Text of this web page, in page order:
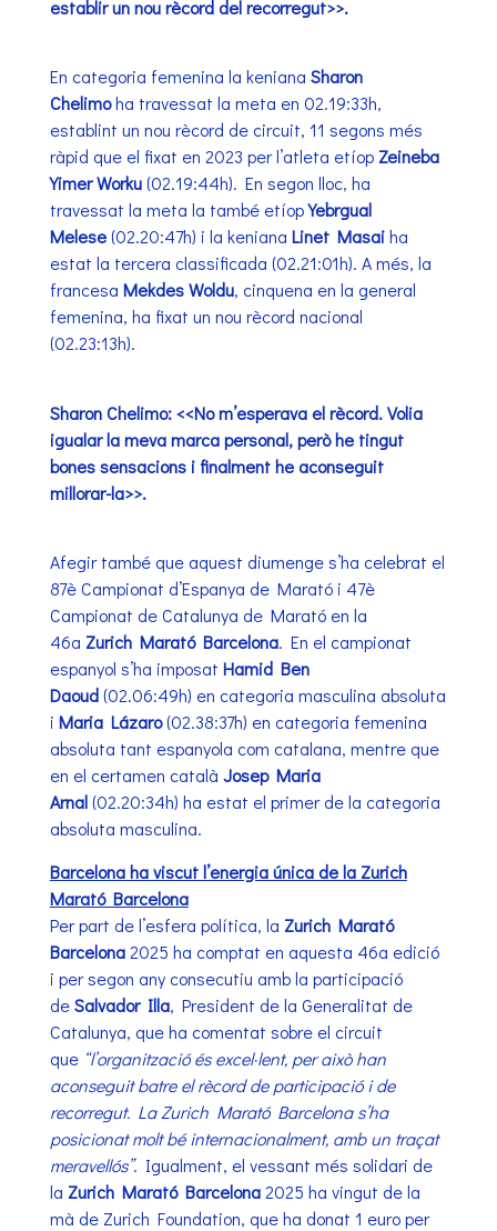
establir un nou rècord del recorregut>>.
En categoria femenina la keniana Sharon
Chelimoha travessat la meta en 02.19:33h,
establint un nou rècord de circuit, 11 segons més
ràpid que el fixat en 2023 per l’atleta etíop Zeineba
Yimer Worku(02.19:44h). En segon lloc, ha
travessat la meta la també etíopYebrgual
Melese(02.20:47h) i la keniana Linet Masaiha
estat la tercera classificada (02.21:01h). A més, la
francesa Mekdes Woldu, cinquena en la general
femenina, ha fixat un nou rècord nacional
(02.23:13h).
Sharon Chelimo: <<No m’esperava el rècord. Volia
igualar la meva marca personal, però he tingut
bones sensacions i finalment he aconseguit
millorar-la>>.
Afegir també que aquest diumenge s’ha celebrat el
87è Campionat d’Espanya de Marató i 47è
Campionat de Catalunya de Marató en la
46a Zurich Marató Barcelona. En el campionat
espanyol s’ha imposat Hamid Ben
Daoud(02.06:49h) en categoria masculina absoluta
i Maria Lázaro(02.38:37h) en categoria femenina
absoluta tant espanyola com catalana, mentre que
en el certamen català Josep Maria
Arnal(02.20:34h) ha estat el primer de la categoria
absoluta masculina.
Barcelona ha viscut l’energia única de la Zurich
Marató Barcelona
Per part de l’esfera política, la Zurich Marató
Barcelona2025 ha comptat en aquesta 46a edició
i per segon any consecutiu amb la participació
deSalvador Illa, President de la Generalitat de
Catalunya, que ha comentat sobre el circuit
que“l’organització és excel·lent, per això han
aconseguit batre el rècord de participació i de
recorregut. La Zurich Marató Barcelona s’ha
posicionat molt bé internacionalment, amb un traçat
meravellós”. Igualment, el vessant més solidari de
la Zurich Marató Barcelona2025 ha vingut de la
mà de Zurich Foundation, que ha donat 1 euro per